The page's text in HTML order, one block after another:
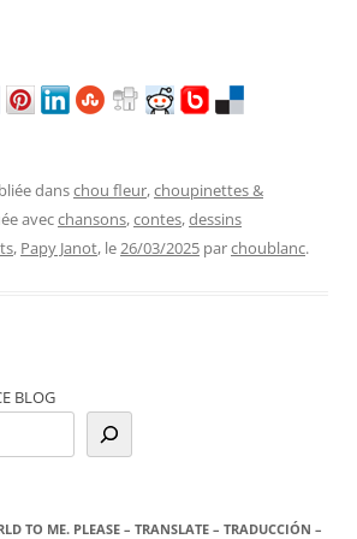
danschou fleur,choupinettes &
avecchansons,contes,dessins
, Papy Janot, le26/03/2025 parchoublanc.
BLOG
TO ME. PLEASE – TRANSLATE – TRADUCCIÓN –